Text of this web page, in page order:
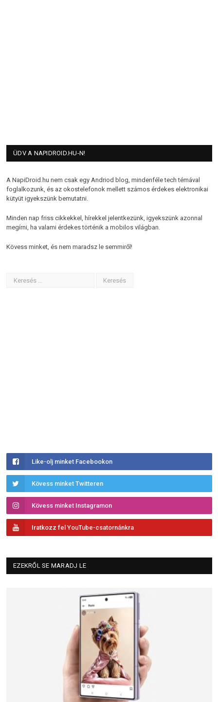
ÜDV A NAPIDROID.HU-N!
A NapiDroid.hu nem csak egy Andriod blog, mindenféle tech témával
foglalkozunk, és az okostelefonok mellett számos érdekes elektronikai
kütyüt igyekszünk bemutatni.
Minden nap friss cikkekkel, hírekkel jelentkezünk, igyekszünk azonnal
megírni, ha valami érdekes történik a mobilos világban.
Kövess minket, és nem maradsz le semmiről!
Like-olj minket Facebookon
Kövess minket Twitteren
Kövess minket Instagramon
Iratkozz fel YouTube-csatornánkra
EZEKRŐL SE MARADJ LE